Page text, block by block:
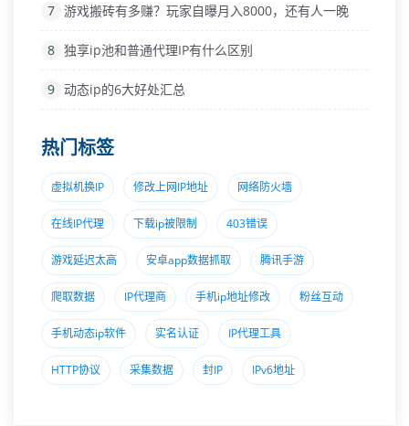
7 游戏搬砖有多赚？玩家自曝月入8000，还有人一晚
8 独享ip池和普通代理IP有什么区别
9 动态ip的6大好处汇总
热门标签
虚拟机换IP 修改上网IP地址 网络防火墙
在线IP代理 下载ip被限制 403错误
游戏延迟太高 安卓app数据抓取 腾讯手游
爬取数据 IP代理商 手机ip地址修改 粉丝互动
手机动态ip软件 实名认证 IP代理工具
HTTP协议 采集数据 封IP IPv6地址